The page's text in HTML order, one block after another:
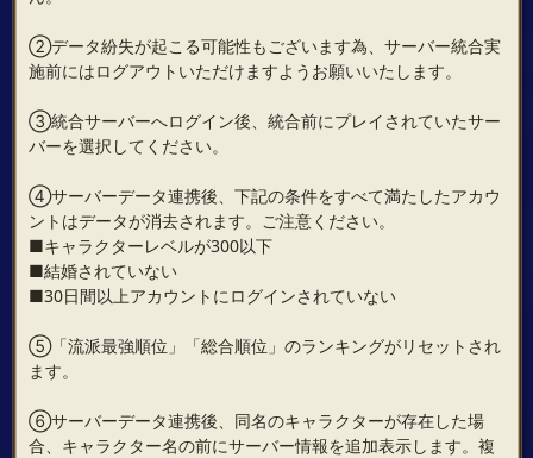
②データ紛失が起こる可能性もございます為、サーバー統合実
施前にはログアウトいただけますようお願いいたします。
③統合サーバーへログイン後、統合前にプレイされていたサー
バーを選択してください。
④サーバーデータ連携後、下記の条件をすべて満たしたアカウ
ントはデータが消去されます。ご注意ください。
■キャラクターレベルが300以下
■結婚されていない
■30日間以上アカウントにログインされていない
⑤「流派最強順位」「総合順位」のランキングがリセットされ
ます。
⑥サーバーデータ連携後、同名のキャラクターが存在した場
合、キャラクター名の前にサーバー情報を追加表示します。複